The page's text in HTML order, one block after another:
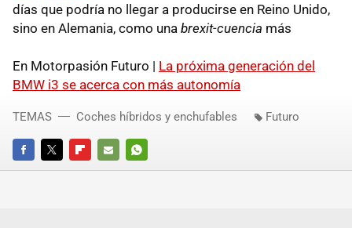
días que podría no llegar a producirse en Reino Unido,
sino en Alemania, como una brexit-cuencia más
En Motorpasión Futuro | La próxima generación del
BMW i3 se acerca con más autonomía
FACEBOOKTWITTERFLIPBOARD
E-
WHATSAPP
TEMAS Coches híbridos y enchufables Futuro